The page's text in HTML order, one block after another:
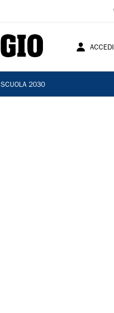
ACCEDI
SCUOLA 2030